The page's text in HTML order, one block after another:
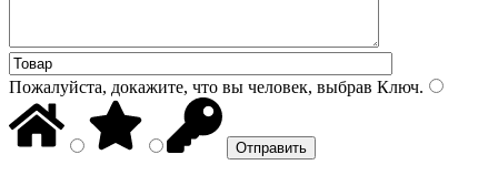
Пожалуйста, докажите, что вы человек, выбрав Ключ.